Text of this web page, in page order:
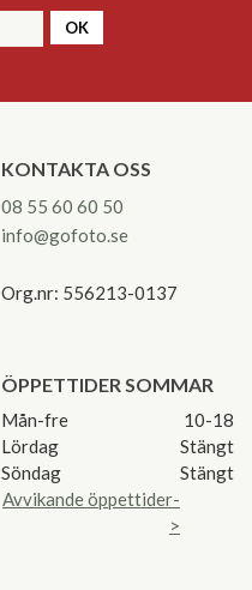
OK
KONTAKTA OSS
08 55 60 60 50
info@gofoto.se
Org.nr: 556213-0137
ÖPPETTIDER SOMMAR
Mån-fre
10-18
Lördag
Stängt
Söndag
Stängt
Avvikande öppettider-
>